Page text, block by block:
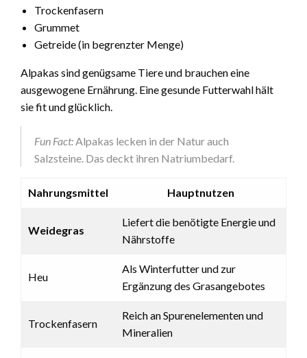
Trockenfasern
Grummet
Getreide (in begrenzter Menge)
Alpakas sind genügsame Tiere und brauchen eine
ausgewogene Ernährung. Eine gesunde Futterwahl hält
sie fit und glücklich.
Fun Fact: Alpakas lecken in der Natur auch
Salzsteine. Das deckt ihren Natriumbedarf.
Nahrungsmittel Hauptnutzen
Weidegras
Liefert die benötigte Energie und
Nährstoffe
Heu
Als Winterfutter und zur
Ergänzung des Grasangebotes
Trockenfasern
Reich an Spurenelementen und
Mineralien